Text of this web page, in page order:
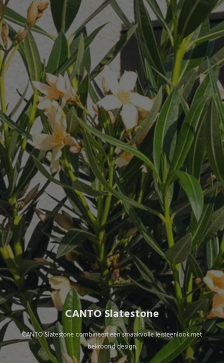
CANTO Slatestone
CANTO Slatestone combineert een smaakvolle leisteenlook met
bekroond design.